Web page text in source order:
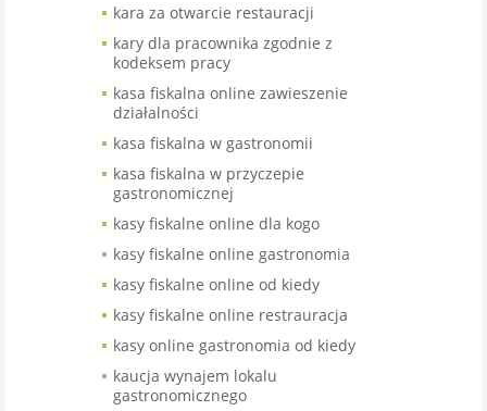
kara za otwarcie restauracji
kary dla pracownika zgodnie z
kodeksem pracy
kasa fiskalna online zawieszenie
działalności
kasa fiskalna w gastronomii
kasa fiskalna w przyczepie
gastronomicznej
kasy fiskalne online dla kogo
kasy fiskalne online gastronomia
kasy fiskalne online od kiedy
kasy fiskalne online restrauracja
kasy online gastronomia od kiedy
kaucja wynajem lokalu
gastronomicznego